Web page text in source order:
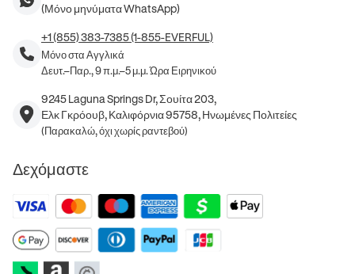
(Μόνο μηνύματα WhatsApp)
+1 (855) 383-7385 (1-855-EVERFUL)
Μόνο στα Αγγλικά
Δευτ.–Παρ., 9 π.μ.–5 μ.μ. Ώρα Ειρηνικού
9245 Laguna Springs Dr, Σουίτα 203,
Ελκ Γκρόουβ, Καλιφόρνια 95758, Ηνωμένες Πολιτείες
(Παρακαλώ, όχι χωρίς ραντεβού)
Δεχόμαστε